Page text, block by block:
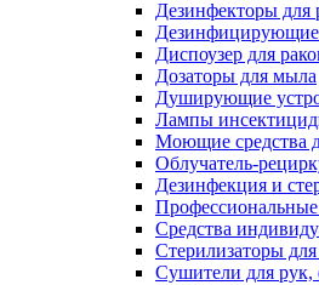
Дезинфекторы для
Дезинфицирующие
Диспоузер для
Дозаторы для мыла
Душирующие
Лампы
Моющие средства
Облучатель-
Дезинфекция и
Профессиональные
Средства
Стерилизаторы
Сушители для